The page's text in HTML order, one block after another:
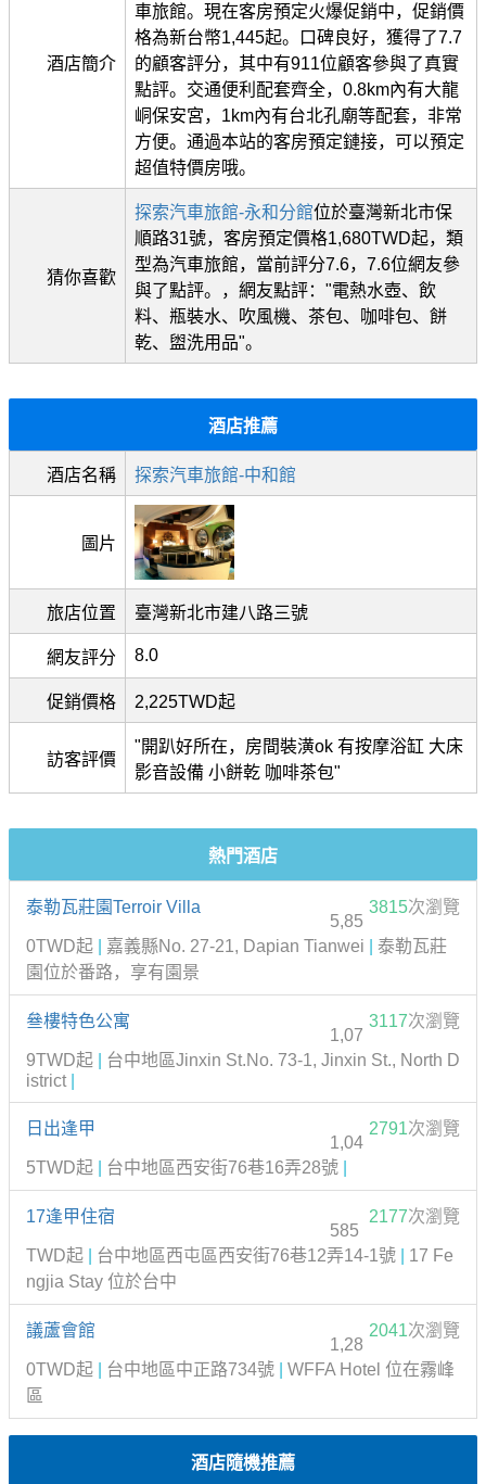
酒店簡介
車旅館。現在客房預定火爆促銷中，促銷價
格為新台幣1,445起。口碑良好，獲得了7.7
的顧客評分，其中有911位顧客參與了真實
點評。交通便利配套齊全，0.8km內有大龍
峒保安宮，1km內有台北孔廟等配套，非常
方便。通過本站的客房預定鏈接，可以預定
超值特價房哦。
猜你喜歡
探索汽車旅館-永和分館位於臺灣新北市保
順路31號，客房預定價格1,680TWD起，類
型為汽車旅館，當前評分7.6，7.6位網友參
與了點評。，網友點評："電熱水壺、飲
料、瓶裝水、吹風機、茶包、咖啡包、餅
乾、盥洗用品"。
酒店推薦
酒店名稱 探索汽車旅館-中和館
圖片
旅店位置 臺灣新北市建八路三號
網友評分 8.0
促銷價格 2,225TWD起
訪客評價
"開趴好所在，房間裝潢ok 有按摩浴缸 大床
影音設備 小餅乾 咖啡茶包"
熱門酒店
泰勒瓦莊園Terroir Villa 3815次瀏覽
5,85
0TWD起
嘉義縣No. 27-21, Dapian Tianwei
泰勒瓦莊
園位於番路，享有園景
叄樓特色公寓 3117次瀏覽
1,07
9TWD起
台中地區Jinxin St.No. 73-1, Jinxin St., North D
istrict
日出逢甲 2791次瀏覽
1,04
5TWD起
台中地區西安街76巷16弄28號
17逢甲住宿 2177次瀏覽
585
TWD起
台中地區西屯區西安街76巷12弄14-1號
17 Fe
ngjia Stay 位於台中
議蘆會館 2041次瀏覽
1,28
0TWD起
台中地區中正路734號
WFFA Hotel 位在霧峰
區
酒店隨機推薦